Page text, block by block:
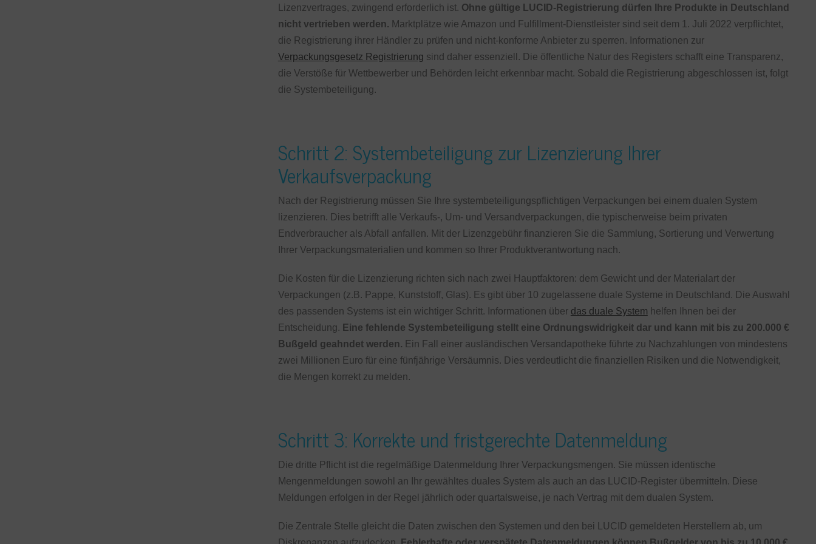
Lizenzvertrages, zwingend erforderlich ist. Ohne gültige LUCID-Registrierung dürfen Ihre Produkte in Deutschland
nicht vertrieben werden. Marktplätze wie Amazon und Fulfillment-Dienstleister sind seit dem 1. Juli 2022 verpflichtet,
die Registrierung ihrer Händler zu prüfen und nicht-konforme Anbieter zu sperren. Informationen zur
Verpackungsgesetz Registrierung sind daher essenziell. Die öffentliche Natur des Registers schafft eine Transparenz,
die Verstöße für Wettbewerber und Behörden leicht erkennbar macht. Sobald die Registrierung abgeschlossen ist, folgt
die Systembeteiligung.
Schritt 2: Systembeteiligung zur Lizenzierung Ihrer
Verkaufsverpackung
Nach der Registrierung müssen Sie Ihre systembeteiligungspflichtigen Verpackungen bei einem dualen System
lizenzieren. Dies betrifft alle Verkaufs-, Um- und Versandverpackungen, die typischerweise beim privaten
Endverbraucher als Abfall anfallen. Mit der Lizenzgebühr finanzieren Sie die Sammlung, Sortierung und Verwertung
Ihrer Verpackungsmaterialien und kommen so Ihrer Produktverantwortung nach.
Die Kosten für die Lizenzierung richten sich nach zwei Hauptfaktoren: dem Gewicht und der Materialart der
Verpackungen (z.B. Pappe, Kunststoff, Glas). Es gibt über 10 zugelassene duale Systeme in Deutschland. Die Auswahl
des passenden Systems ist ein wichtiger Schritt. Informationen über das duale System helfen Ihnen bei der
Entscheidung. Eine fehlende Systembeteiligung stellt eine Ordnungswidrigkeit dar und kann mit bis zu 200.000 €
Bußgeld geahndet werden. Ein Fall einer ausländischen Versandapotheke führte zu Nachzahlungen von mindestens
zwei Millionen Euro für eine fünfjährige Versäumnis. Dies verdeutlicht die finanziellen Risiken und die Notwendigkeit,
die Mengen korrekt zu melden.
Schritt 3: Korrekte und fristgerechte Datenmeldung
Die dritte Pflicht ist die regelmäßige Datenmeldung Ihrer Verpackungsmengen. Sie müssen identische
Mengenmeldungen sowohl an Ihr gewähltes duales System als auch an das LUCID-Register übermitteln. Diese
Meldungen erfolgen in der Regel jährlich oder quartalsweise, je nach Vertrag mit dem dualen System.
Die Zentrale Stelle gleicht die Daten zwischen den Systemen und den bei LUCID gemeldeten Herstellern ab, um